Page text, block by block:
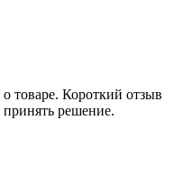
товаре. Короткий отзыв
решение.